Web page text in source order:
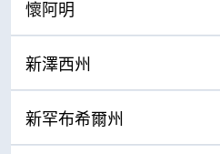
懷阿明
新澤西州
新罕布希爾州